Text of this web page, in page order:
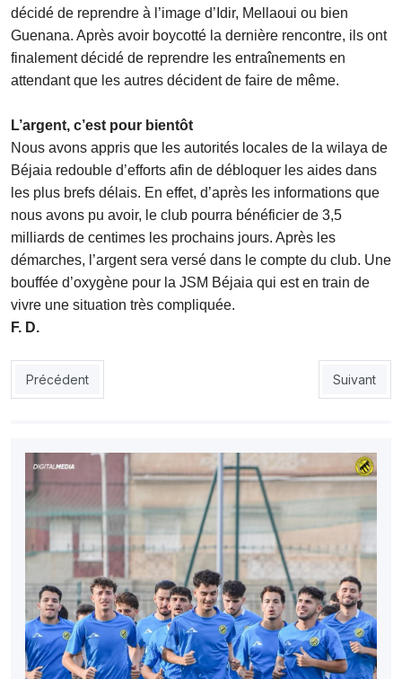
décidé de reprendre à l’image d’Idir, Mellaoui ou bien
Guenana. Après avoir boycotté la dernière rencontre, ils ont
finalement décidé de reprendre les entraînements en
attendant que les autres décident de faire de même.
L’argent, c’est pour bientôt
Nous avons appris que les autorités locales de la wilaya de
Béjaia redouble d’efforts afin de débloquer les aides dans
les plus brefs délais. En effet, d’après les informations que
nous avons pu avoir, le club pourra bénéficier de 3,5
milliards de centimes les prochains jours. Après les
démarches, l’argent sera versé dans le compte du club. Une
bouffée d’oxygène pour la JSM Béjaia qui est en train de
vivre une situation très compliquée.
F. D.
Article précédent : MOB: Les Béjaouis veulent enchaîner
Précédent Article
Suivant